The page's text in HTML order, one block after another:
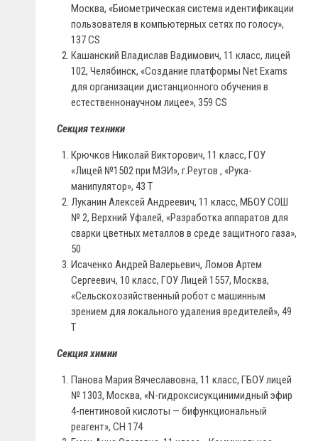
Москва, «Биометрическая система идентификации
пользователя в компьютерных сетях по голосу»,
137 CS
Кашанский Владислав Вадимович, 11 класс, лицей
102, Челябинск, «Создание платформы Net Exams
для организации дистанционного обучения в
естественнонаучном лицее», 359 CS
Секция техники
Крючков Николай Викторович, 11 класс, ГОУ
«Лицей №1502 при МЭИ», г.Реутов , «Рука-
манипулятор», 43 Т
Луканин Алексей Андреевич, 11 класс, МБОУ СОШ
№ 2, Верхний Уфалей, «Разработка аппаратов для
сварки цветных металлов в среде защитного газа»,
50
Исаченко Андрей Валерьевич, Ломов Артем
Сергеевич, 10 класс, ГОУ Лицей 1557, Москва,
«Сельскохозяйственный робот с машинным
зрением для локального удаления вредителей», 49
T
Секция химии
Панова Мария Вячеславовна, 11 класс, ГБОУ лицей
№ 1303, Москва, «N-гидроксисукцинимидный эфир
4-пентиновой кислоты — бифункциональный
реагент», СН 174